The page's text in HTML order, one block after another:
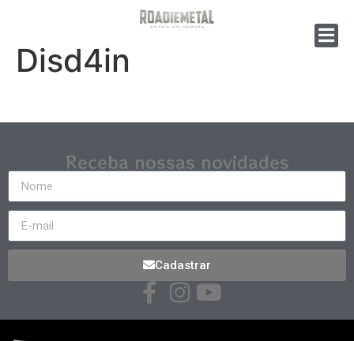
Disd4in
Receba nossas novidades
Cadastrar